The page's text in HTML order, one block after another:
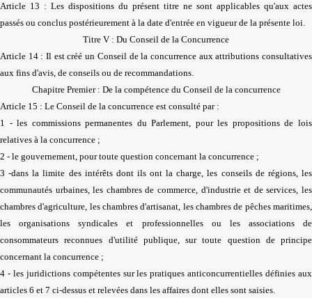
Article 13 : Les dispositions du présent titre ne sont applicables qu'aux actes
passés ou conclus postérieurement à la date d'entrée en vigueur de la présente loi.
Titre V : Du Conseil de la Concurrence
Article 14 : Il est créé un Conseil de la concurrence aux attributions consultatives
aux fins d'avis, de conseils ou de recommandations.
Chapitre Premier : De la compétence du Conseil de la concurrence
Article 15 : Le Conseil de la concurrence est consulté par :
1 - les commissions permanentes du Parlement, pour les propositions de lois
relatives à la concurrence ;
2 - le gouvernement, pour toute question concernant la concurrence ;
3 -dans la limite des intérêts dont ils ont la charge, les conseils de régions, les
communautés urbaines, les chambres de commerce, d'industrie et de services, les
chambres d'agriculture, les chambres d'artisanat, les chambres de pêches maritimes,
les organisations syndicales et professionnelles ou les associations de
consommateurs reconnues d'utilité publique, sur toute question de principe
concernant la concurrence ;
4 - les juridictions compétentes sur les pratiques anticoncurrentielles définies aux
articles 6 et 7 ci-dessus et relevées dans les affaires dont elles sont saisies.